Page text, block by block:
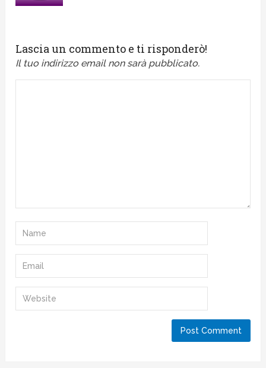
Lascia un commento e ti risponderò!
Il tuo indirizzo email non sarà pubblicato.